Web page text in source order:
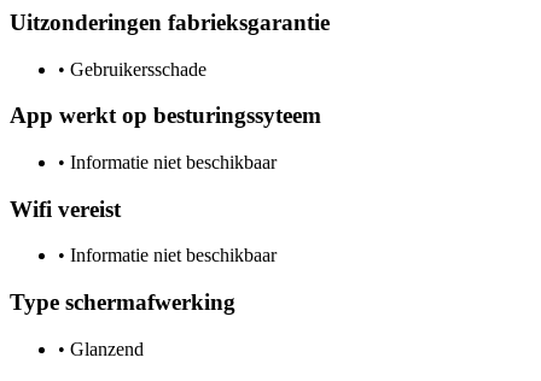
Uitzonderingen fabrieksgarantie
• Gebruikersschade
App werkt op besturingssyteem
• Informatie niet beschikbaar
Wifi vereist
• Informatie niet beschikbaar
Type schermafwerking
• Glanzend